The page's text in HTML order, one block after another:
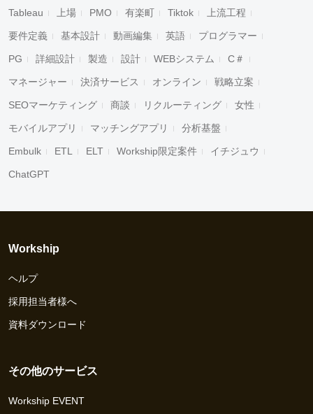
Tableau 上場 PMO 有楽町 Tiktok 上流工程
要件定義 基本設計 動画編集 英語 プログラマー
PG 詳細設計 製造 設計 WEBシステム C＃
マネージャー 決済サービス オンライン 戦略立案
SEOマーケティング 商談 リクルーティング 女性
モバイルアプリ マッチングアプリ 分析基盤
Embulk ETL ELT Workship限定案件 イチジュウ
ChatGPT
Workship
ヘルプ
採用担当者様へ
資料ダウンロード
その他のサービス
Workship EVENT